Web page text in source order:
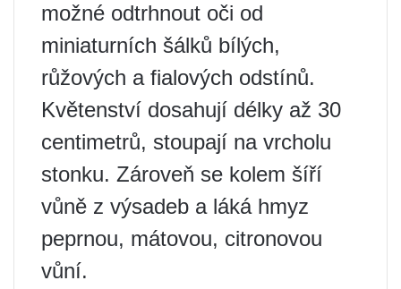
možné odtrhnout oči od
miniaturních šálků bílých,
růžových a fialových odstínů.
Květenství dosahují délky až 30
centimetrů, stoupají na vrcholu
stonku. Zároveň se kolem šíří
vůně z výsadeb a láká hmyz
peprnou, mátovou, citronovou
vůní.